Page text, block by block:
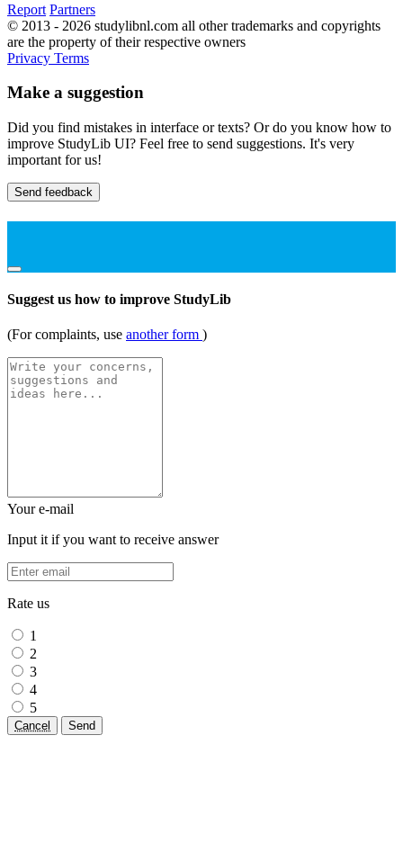
Report Partners
© 2013 - 2026 studylibnl.com all other trademarks and copyrights
are the property of their respective owners
Privacy Terms
Make a suggestion
Did you find mistakes in interface or texts? Or do you know how to
improve StudyLib UI? Feel free to send suggestions. It's very
important for us!
Send feedback
Suggest us how to improve StudyLib
(For complaints, use another form )
Your e-mail
Input it if you want to receive answer
Rate us
1
2
3
4
5
Cancel Send